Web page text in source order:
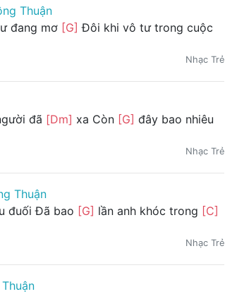
Thuận
đang mơ [G] Đôi khi vô tư trong cuộc
Nhạc Trẻ
đã [Dm] xa Còn [G] đây bao nhiêu
Nhạc Trẻ
Thuận
đuối Đã bao [G] lần anh khóc trong [C]
Nhạc Trẻ